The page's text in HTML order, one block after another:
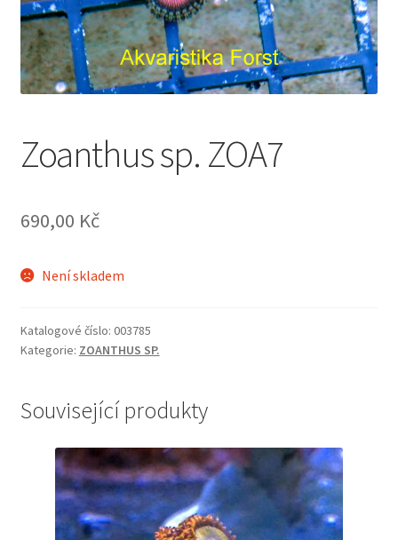
Zoanthus sp. ZOA7
690,00 Kč
Není skladem
Katalogové číslo: 003785
Kategorie: ZOANTHUS SP.
Související produkty